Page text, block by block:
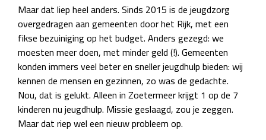
Maar dat liep heel anders. Sinds 2015 is de jeugdzorg
overgedragen aan gemeenten door het Rijk, met een
fikse bezuiniging op het budget. Anders gezegd: we
moesten meer doen, met minder geld (!). Gemeenten
konden immers veel beter en sneller jeugdhulp bieden: wij
kennen de mensen en gezinnen, zo was de gedachte.
Nou, dat is gelukt. Alleen in Zoetermeer krijgt 1 op de 7
kinderen nu jeugdhulp. Missie geslaagd, zou je zeggen.
Maar dat riep wel een nieuw probleem op.